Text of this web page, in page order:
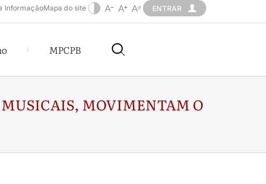
InformaçãoMapa do site ENTRAR
MPCPB
MUSICAIS, MOVIMENTAM O